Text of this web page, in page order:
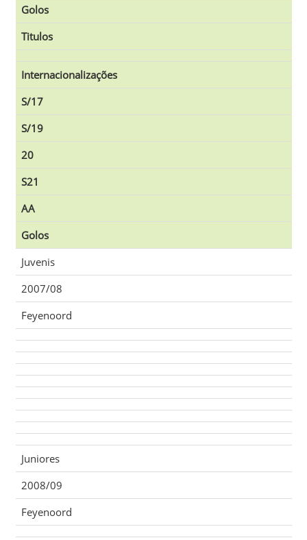
Golos
Titulos
Internacionalizações
S/17
S/19
20
S21
AA
Golos
Juvenis
2007/08
Feyenoord
Juniores
2008/09
Feyenoord